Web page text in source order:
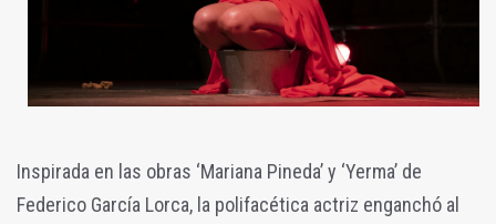
Inspirada en las obras ‘Mariana Pineda’ y ‘Yerma’ de
Federico García Lorca, la polifacética actriz enganchó al